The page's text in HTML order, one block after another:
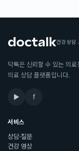
건강상담
닥톡은 신뢰할 수 있는 의
의료 상담 플랫폼입니다.
▶ f
서비스
상담·질문
건강 영상